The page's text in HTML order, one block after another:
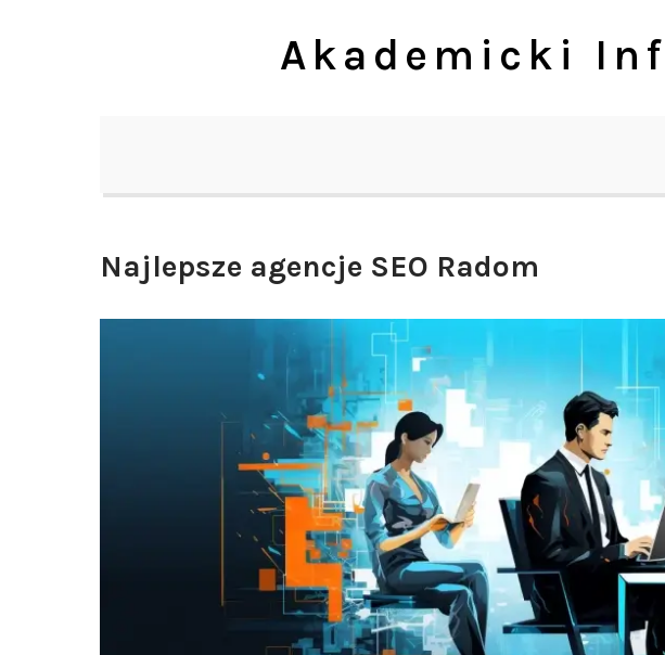
Akademicki
Najlepsze agencje SEO Radom